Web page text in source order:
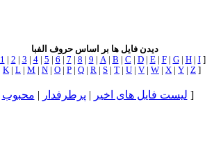
دیدن فایل ها بر اساس حروف الفبا
1 2 3 4| 5 6 7 8 9 A| B C D| E| F| G| H| I]
K L M N O P Q R S T U V W X Y Z ]
لیست فایل های اخیر | پرطرفدار | محبوب ]